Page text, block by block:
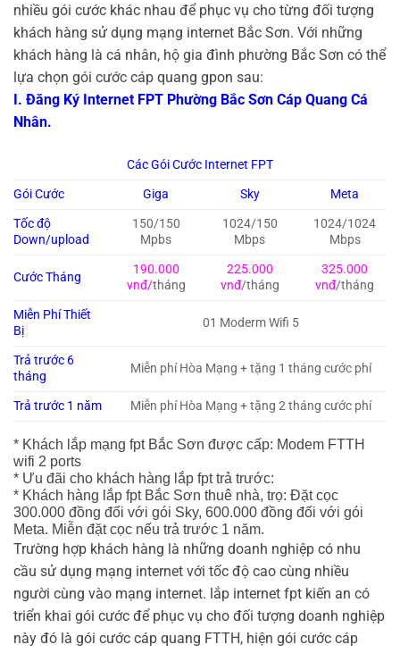
nhiều gói cước khác nhau để phục vụ cho từng đối tượng
khách hàng sử dụng mạng internet Bắc Sơn. Với những
khách hàng là cá nhân, hộ gia đình phường Bắc Sơn có thể
lựa chọn gói cước cáp quang gpon sau:
I. Đăng Ký Internet FPT Phường Bắc Sơn Cáp Quang Cá
Nhân.
Các Gói Cước Internet FPT
Gói Cước
Giga Sky
Meta
Tốc độ
Down/upload
150/150
Mpbs
1024/150
Mbps
1024/1024
Mbps
Cước Tháng
190.000
vnđ/tháng
225.000
vnđ/tháng
325.000
vnđ/tháng
Miễn Phí Thiết
Bị
01 Moderm Wifi 5
Trả trước 6
tháng
Miễn phí Hòa Mạng + tặng 1 tháng cước phí
Trả trước 1 năm Miễn phí Hòa Mạng + tặng 2 tháng cước phí
* Khách lắp mạng fpt Bắc Sơn được cấp: Modem FTTH
wifi 2 ports
* Ưu đãi cho khách hàng lắp fpt trả trước:
* Khách hàng lắp fpt Bắc Sơn thuê nhà, trọ: Đặt cọc
300.000 đồng đối với gói Sky, 600.000 đồng đối với gói
Meta. Miễn đặt cọc nếu trả trước 1 năm.
Trường hợp khách hàng là những doanh nghiệp có nhu
cầu sử dụng mạng internet với tốc độ cao cùng nhiều
người cùng vào mạng internet. lắp internet fpt kiến an có
triển khai gói cước để phục vụ cho đối tượng doanh nghiệp
này đó là gói cước cáp quang FTTH, hiện gói cước cáp